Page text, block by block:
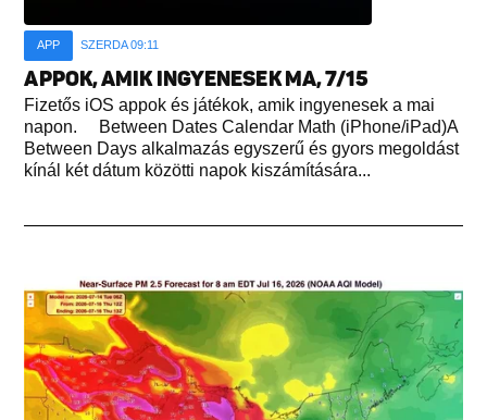
APP SZERDA 09:11
APPOK, AMIK INGYENESEK MA, 7/15
Fizetős iOS appok és játékok, amik ingyenesek a mai
napon. Between Dates Calendar Math (iPhone/iPad)A
Between Days alkalmazás egyszerű és gyors megoldást
kínál két dátum közötti napok kiszámítására...